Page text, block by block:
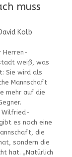
muss
Kolb
Herren-
weiß, was
Sie wird als
Mannschaft
mehr auf die
Wilfried-
es noch eine
die
sondern die
hat. „Natürlich